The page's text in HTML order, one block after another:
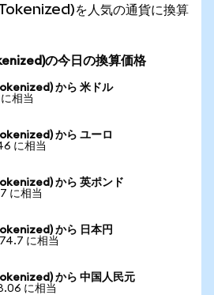
を人気の通貨に換算
の今日の換算価格
から 米ドル
相当
から ユーロ
に相当
から 英ポンド
に相当
から 日本円
に相当
から 中国人民元
に相当